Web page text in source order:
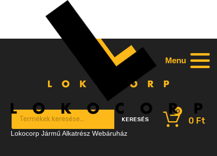
Products search
KERESÉS 0 Ft
0
Lokocorp Jármű Alkatrész Webáruház
Menu